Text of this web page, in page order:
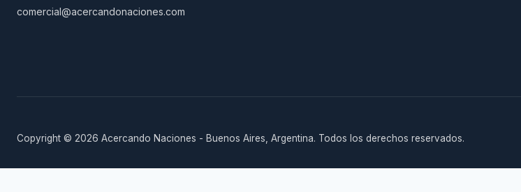
comercial@acercandonaciones.com
Copyright © 2026 Acercando Naciones - Buenos Aires, Argentina. Todos los derechos reservados.